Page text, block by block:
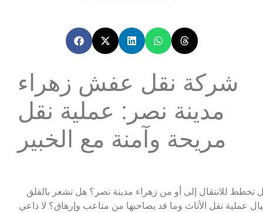
شركة نقل عفش زهراء
مدينة نصر: عملية نقل
مريحة وآمنة مع الخبير
تخطط للانتقال إلى أو من زهراء مدينة نصر؟ هل تشعر بالقلق
عملية نقل الأثاث وما قد يصاحبها من متاعب وإرهاق؟ لا داعي